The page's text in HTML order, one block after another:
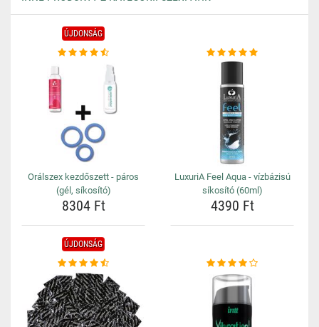
ÚJDONSÁG
Orálszex kezdőszett - páros
(gél, síkosító)
8304 Ft
LuxuriA Feel Aqua - vízbázisú
síkosító (60ml)
4390 Ft
ÚJDONSÁG